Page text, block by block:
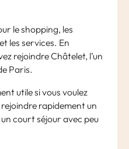
le shopping, les
les services. En
rejoindre Châtelet, l’un
Paris.
utile si vous voulez
rapidement un
court séjour avec peu